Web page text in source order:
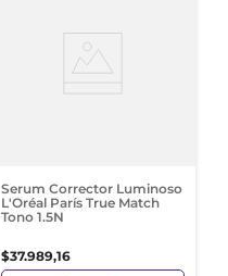
Serum Corrector Luminoso
L'Oréal París True Match
Tono 1.5N
$37.989,16